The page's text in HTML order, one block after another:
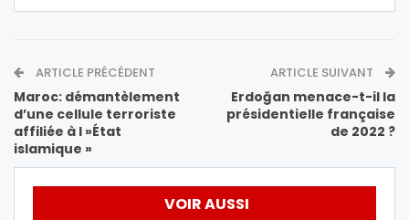
ARTICLE PRÉCÉDENT
Maroc: démantèlement
d’une cellule terroriste
affiliée à l »État
islamique »
ARTICLE SUIVANT
Erdoğan menace-t-il la
présidentielle française
de 2022 ?
VOIR AUSSI